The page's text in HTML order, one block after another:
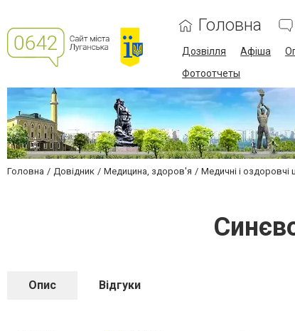
Головна
Дозвілля Афіша
Фотоотчеты
Головна Довідник Медицина, здоров'я Медичні і оздоровчі
Опис Відгуки